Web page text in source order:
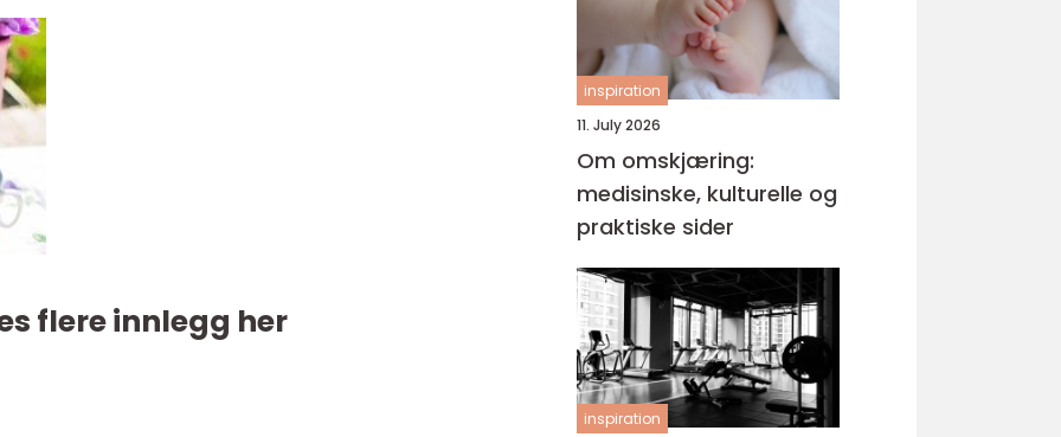
flere innlegg her
inspiration
11. July 2026
Om omskjæring:
medisinske, kulturelle og
praktiske sider
inspiration